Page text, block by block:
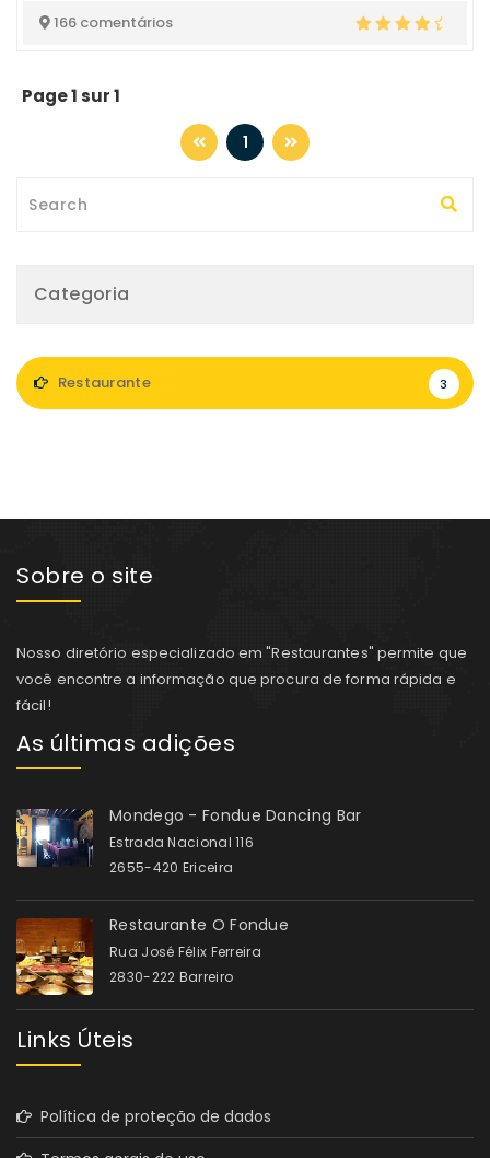
166 comentários
Page 1 sur 1
1
Categoria
Restaurante 3
Sobre o site
Nosso diretório especializado em "Restaurantes" permite que
você encontre a informação que procura de forma rápida e
fácil!
As últimas adições
Mondego - Fondue Dancing Bar
Estrada Nacional 116
2655-420 Ericeira
Restaurante O Fondue
Rua José Félix Ferreira
2830-222 Barreiro
Links Úteis
Política de proteção de dados